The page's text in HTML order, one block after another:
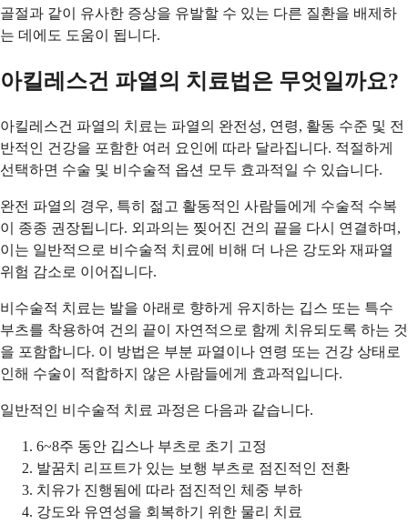
골절과 같이 유사한 증상을 유발할 수 있는 다른 질환을 배제하
는 데에도 도움이 됩니다.
아킬레스건 파열의 치료법은 무엇일까요?
아킬레스건 파열의 치료는 파열의 완전성, 연령, 활동 수준 및 전
반적인 건강을 포함한 여러 요인에 따라 달라집니다. 적절하게
선택하면 수술 및 비수술적 옵션 모두 효과적일 수 있습니다.
완전 파열의 경우, 특히 젊고 활동적인 사람들에게 수술적 수복
이 종종 권장됩니다. 외과의는 찢어진 건의 끝을 다시 연결하며,
이는 일반적으로 비수술적 치료에 비해 더 나은 강도와 재파열
위험 감소로 이어집니다.
비수술적 치료는 발을 아래로 향하게 유지하는 깁스 또는 특수
부츠를 착용하여 건의 끝이 자연적으로 함께 치유되도록 하는 것
을 포함합니다. 이 방법은 부분 파열이나 연령 또는 건강 상태로
인해 수술이 적합하지 않은 사람들에게 효과적입니다.
일반적인 비수술적 치료 과정은 다음과 같습니다.
6~8주 동안 깁스나 부츠로 초기 고정
발꿈치 리프트가 있는 보행 부츠로 점진적인 전환
치유가 진행됨에 따라 점진적인 체중 부하
강도와 유연성을 회복하기 위한 물리 치료